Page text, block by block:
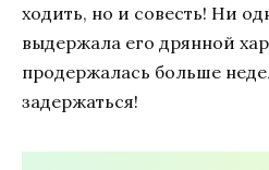
ходить, но и совесть! Ни
выдержала его дрянной
продержалась больше
задержаться!